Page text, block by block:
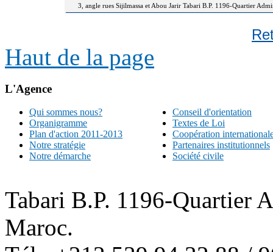
3, angle rues Sijilmassa et Abou Jarir Tabari B.P. 1196-Quartier
Haut de la page
L'Agence
Qui sommes nous?
Organigramme
Plan d'action 2011-2013
Notre stratégie
Notre démarche
Conseil d'orientation
Textes de Loi
Coopération
Partenaires institutionnels
Société civile
Tabari B.P. 1196-Quartier
Maroc.